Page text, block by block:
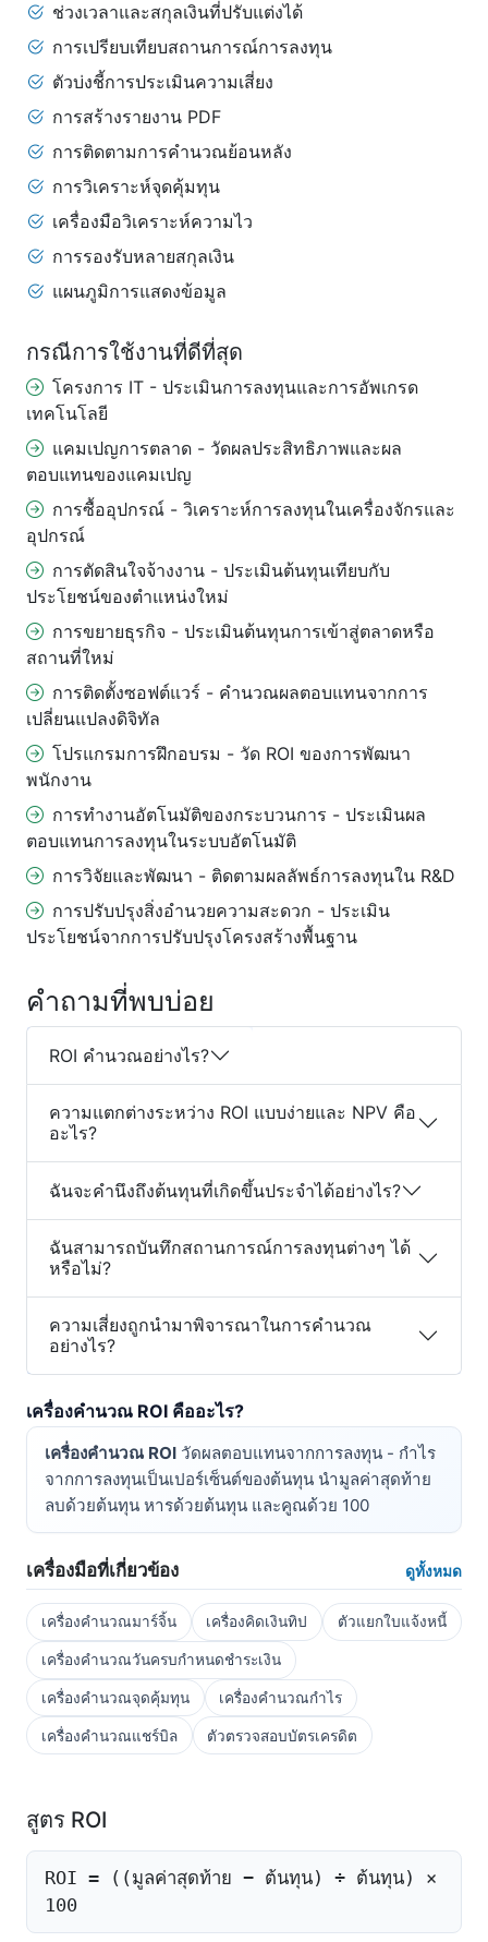
ช่วงเวลาและสกุลเงินที่ปรับแต่งได้
การเปรียบเทียบสถานการณ์การลงทุน
ตัวบ่งชี้การประเมินความเสี่ยง
การสร้างรายงาน PDF
การติดตามการคำนวณย้อนหลัง
การวิเคราะห์จุดคุ้มทุน
เครื่องมือวิเคราะห์ความไว
การรองรับหลายสกุลเงิน
แผนภูมิการแสดงข้อมูล
กรณีการใช้งานที่ดีที่สุด
โครงการ IT - ประเมินการลงทุนและการอัพเกรด
เทคโนโลยี
แคมเปญการตลาด - วัดผลประสิทธิภาพและผล
ตอบแทนของแคมเปญ
การซื้ออุปกรณ์ - วิเคราะห์การลงทุนในเครื่องจักรและ
อุปกรณ์
การตัดสินใจจ้างงาน - ประเมินต้นทุนเทียบกับ
ประโยชน์ของตำแหน่งใหม่
การขยายธุรกิจ - ประเมินต้นทุนการเข้าสู่ตลาดหรือ
สถานที่ใหม่
การติดตั้งซอฟต์แวร์ - คำนวณผลตอบแทนจากการ
เปลี่ยนแปลงดิจิทัล
โปรแกรมการฝึกอบรม - วัด ROI ของการพัฒนา
พนักงาน
การทำงานอัตโนมัติของกระบวนการ - ประเมินผล
ตอบแทนการลงทุนในระบบอัตโนมัติ
การวิจัยและพัฒนา - ติดตามผลลัพธ์การลงทุนใน R&D
การปรับปรุงสิ่งอำนวยความสะดวก - ประเมิน
ประโยชน์จากการปรับปรุงโครงสร้างพื้นฐาน
คำถามที่พบบ่อย
ROI คำนวณอย่างไร?
ความแตกต่างระหว่าง ROI แบบง่ายและ NPV คือ
อะไร?
ฉันจะคำนึงถึงต้นทุนที่เกิดขึ้นประจำได้อย่างไร?
ฉันสามารถบันทึกสถานการณ์การลงทุนต่างๆ ได้
หรือไม่?
ความเสี่ยงถูกนำมาพิจารณาในการคำนวณ
อย่างไร?
เครื่องคำนวณ ROI คืออะไร?
เครื่องคำนวณ ROI วัดผลตอบแทนจากการลงทุน - กำไร
จากการลงทุนเป็นเปอร์เซ็นต์ของต้นทุน นำมูลค่าสุดท้าย
ลบด้วยต้นทุน หารด้วยต้นทุน และคูณด้วย 100
เครื่องมือที่เกี่ยวข้อง ดูทั้งหมด
เครื่องคำนวณมาร์จิ้น เครื่องคิดเงินทิป ตัวแยกใบแจ้งหนี้
เครื่องคำนวณวันครบกำหนดชำระเงิน
เครื่องคำนวณจุดคุ้มทุน เครื่องคำนวณกำไร
เครื่องคำนวณแชร์บิล ตัวตรวจสอบบัตรเครดิต
สูตร ROI
ROI = ((มูลค่าสุดท้าย − ต้นทุน) ÷ ต้นทุน) ×
100